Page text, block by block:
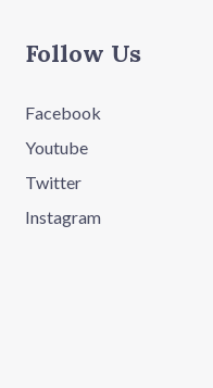
Follow Us
Facebook
Youtube
Twitter
Instagram